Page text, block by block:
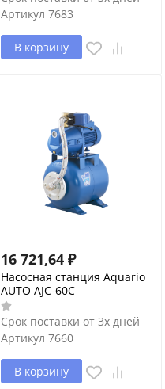
Артикул 7683
В корзину
16 721,64 ₽
Насосная станция Aquario
AUTO AJC-60C
Срок поставки от 3х дней
Артикул 7660
В корзину